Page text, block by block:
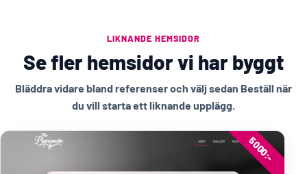
LIKNANDE HEMSIDOR
Se fler hemsidor vi har byggt
Bläddra vidare bland referenser och välj sedan Beställ när
du vill starta ett liknande upplägg.
5000:-